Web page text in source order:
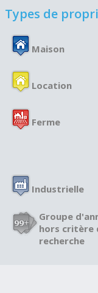
Types de
Maison
Location
Ferme
Industrielle
Groupe
hors critère
recherche